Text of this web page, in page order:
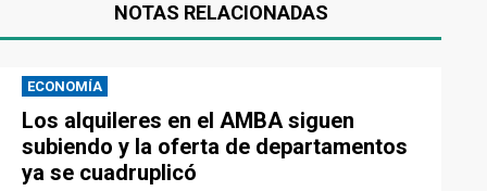
NOTAS RELACIONADAS
ECONOMÍA
Los alquileres en el AMBA siguen
subiendo y la oferta de departamentos
ya se cuadruplicó